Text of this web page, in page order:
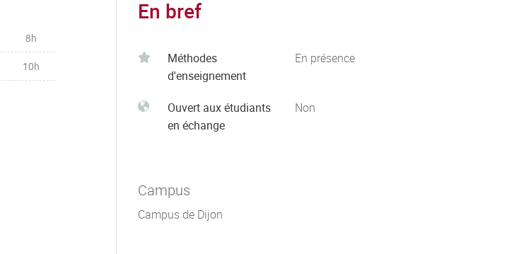
8h
10h
En bref
Méthodes
d'enseignement
En présence
Ouvert aux étudiants
en échange
Non
Campus
Campus de Dijon